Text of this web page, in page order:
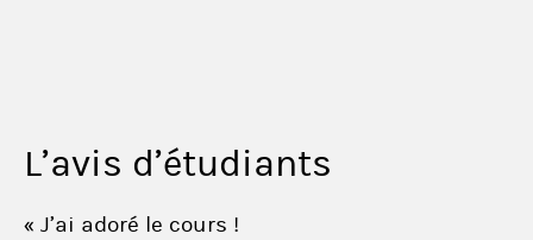
L’avis d’étudiants
« J’ai adoré le cours !